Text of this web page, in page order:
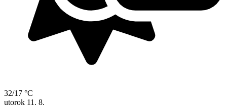
32/17 °C
utorok 11. 8.